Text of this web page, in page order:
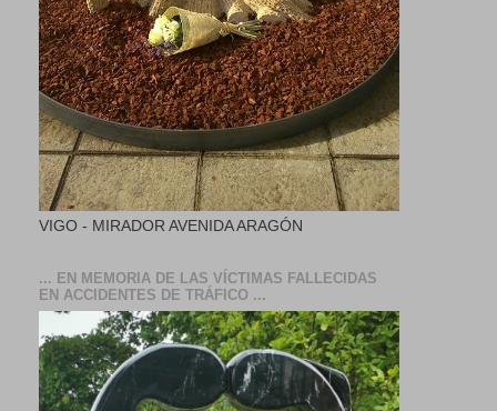
VIGO - MIRADOR AVENIDA ARAGÓN
... EN MEMORIA DE LAS VÍCTIMAS FALLECIDAS
EN ACCIDENTES DE TRÁFICO ...